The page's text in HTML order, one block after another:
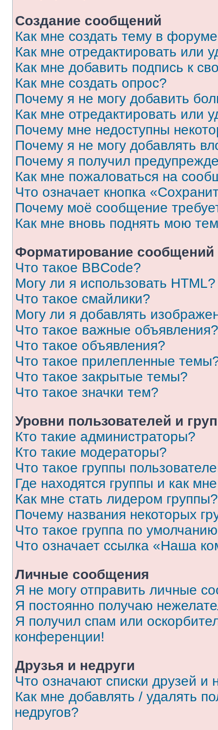
Создание сообщений
Как мне создать тему в
Как мне отредактировать или
Как мне добавить подпись к
Как мне создать опрос?
Почему я не могу добавить
Как мне отредактировать или
Почему мне недоступны
Почему я не могу добавлять
Почему я получил
Как мне пожаловаться на
Что означает кнопка
Почему моё сообщение
Как мне вновь поднять мою
Форматирование
Что такое BBCode?
Могу ли я использовать HTML?
Что такое смайлики?
Могу ли я добавлять
Что такое важные объявления?
Что такое объявления?
Что такое прилепленные
Что такое закрытые темы?
Что такое значки тем?
Уровни пользователей и
Кто такие администраторы?
Кто такие модераторы?
Что такое группы
Где находятся группы и как
Как мне стать лидером группы?
Почему названия некоторых
Что такое группа по
Что означает ссылка «Наша
Личные сообщения
Я не могу отправить личные
Я постоянно получаю
Я получил спам или
конференции!
Друзья и недруги
Что означают списки друзей и
Как мне добавлять / удалять
недругов?